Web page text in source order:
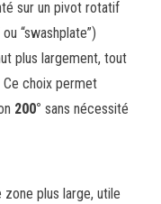
sur un pivot rotatif
“swashplate”)
plus largement, tout
Ce choix permet
200° sans nécessité
plus large, utile